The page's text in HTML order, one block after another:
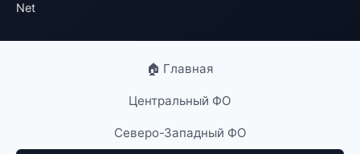
Net
🏠 Главная
Центральный ФО
Северо-Западный ФО